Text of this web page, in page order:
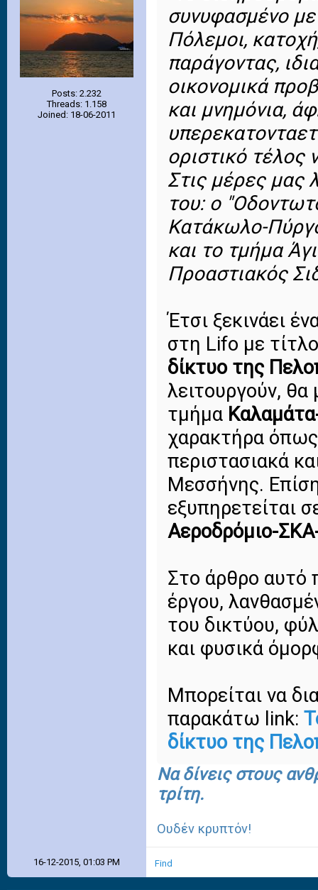
Posts: 2.232
Threads: 1.158
Joined: 18-06-2011
συνυφασμένο με
Πόλεμοι,
παράγοντας,
οικονομικά
και μνημόνια,
οριστικό τέλος
Στις μέρες μας
του: ο
Κατάκωλο-
και το τμήμα
Προαστιακός
Έτσι ξεκινάει
στη Lifo με
δίκτυο της
λειτουργούν,
τμήμα
χαρακτήρα
περιστασιακά
Μεσσήνης.
εξυπηρετείται
Αεροδρόμιο-
Στο άρθρο αυτό
έργου,
του δικτύου,
και φυσικά
Μπορείται να
παρακάτω link:
δίκτυο της
Να δίνεις στους
τρίτη.
Ουδέν κρυπτόν!
16-12-2015, 01:03 PM Find